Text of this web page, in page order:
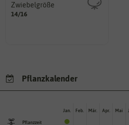
Zwiebelgröße
14/16
ersten und zweiten Wert
variieren.
Pflanzkalender
Pflanzzeit
Jan. Feb. Mär. Apr. Mai